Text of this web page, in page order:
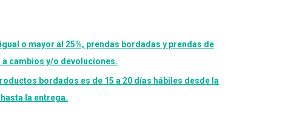
o mayor al 25%, prendas bordadas y prendas de
cambios y/o devoluciones.
bordados es de 15 a 20 días hábiles desde la
la entrega.